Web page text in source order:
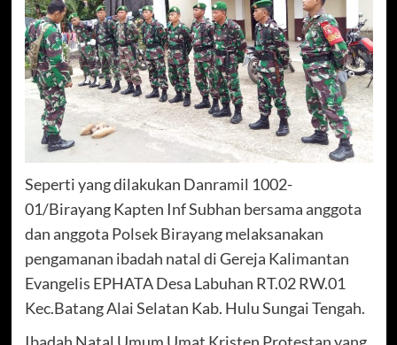
Seperti yang dilakukan Danramil 1002-
01/Birayang Kapten Inf Subhan bersama anggota
dan anggota Polsek Birayang melaksanakan
pengamanan ibadah natal di Gereja Kalimantan
Evangelis EPHATA Desa Labuhan RT.02 RW.01
Kec.Batang Alai Selatan Kab. Hulu Sungai Tengah.